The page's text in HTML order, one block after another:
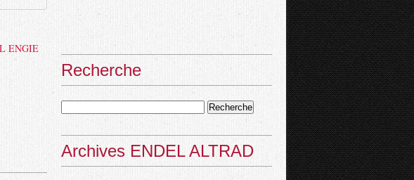
Recherche
Archives ENDEL ALTRAD